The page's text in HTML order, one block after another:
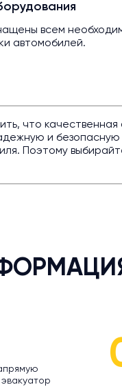
всем
автомобилей.
что
и безопасную
Поэтому